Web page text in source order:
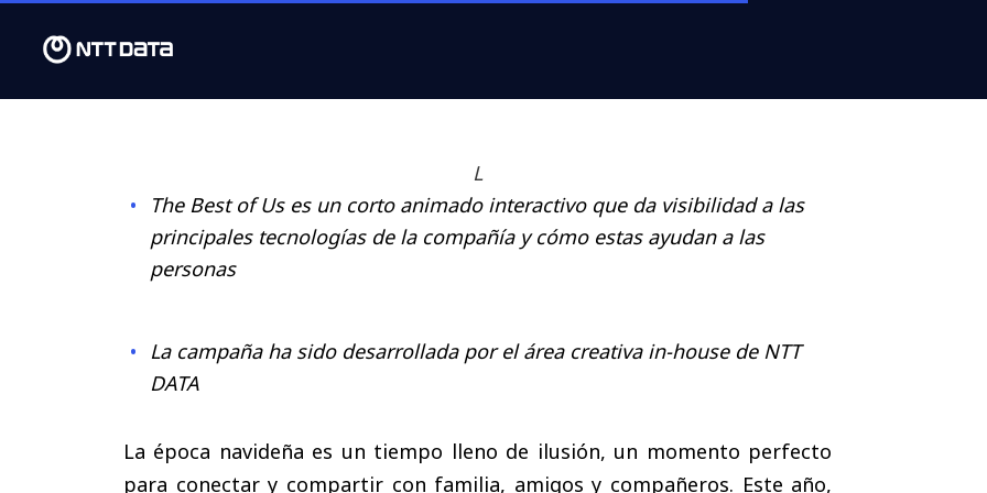
L
The Best of Us es un corto animado interactivo que da visibilidad a las
principales tecnologías de la compañía y cómo estas ayudan a las
personas
La campaña ha sido desarrollada por el área creativa in-house de NTT
DATA
La época navideña es un tiempo lleno de ilusión, un momento perfecto
para conectar y compartir con familia, amigos y compañeros. Este año,